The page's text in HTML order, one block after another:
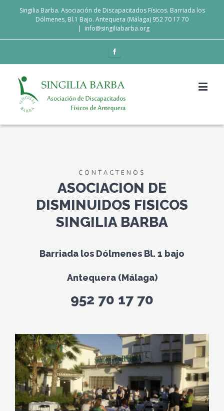
Singilia Barba. Asociación de Discapacitados Físicos. Barriada los
Dólmenes, Bl.1 Bajo. Antequera (Málaga) 952 70 17 70
| info@singiliabarba.org
CONTACTENOS
ASOCIACION DE
DISMINUIDOS FISICOS
SINGILIA BARBA
Barriada los Dólmenes Bl. 1 bajo
Antequera (Málaga)
952 70 17 70